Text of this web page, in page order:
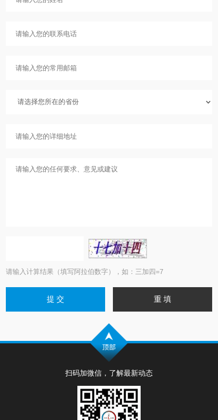
请输入计算结果（填写阿拉伯数字），如：三加四=7
扫码加微信，了解最新动态